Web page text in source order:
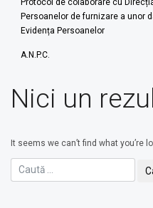
Protocol de colaborare cu
Persoanelor de furnizare a unor
Evidența Persoanelor
A.N.P.C.
Nici un
It seems we can’t find what you’re